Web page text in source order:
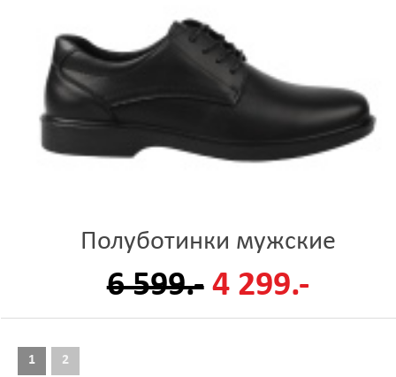
Полуботинки мужские
6 599.- 4 299.-
1 2